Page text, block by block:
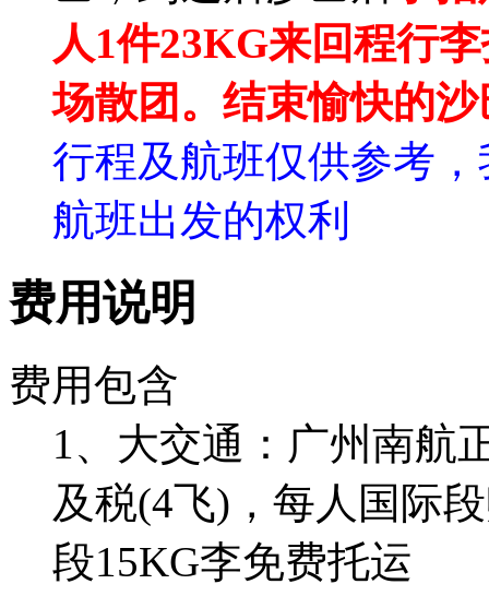
人1件23KG来回程行
场散团。结束愉快的
行程及航班仅供参考
航班出发的权利
费用说明
费用包含
1、大交通：广州南航
及税(4飞)，每人国际
段15KG李免费托运